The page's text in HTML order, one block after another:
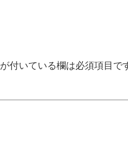
が付いている欄は必須項目で